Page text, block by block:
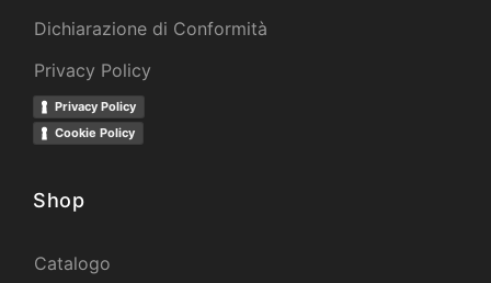
Dichiarazione di Conformità
Privacy Policy
Privacy Policy
Cookie Policy
Shop
Catalogo